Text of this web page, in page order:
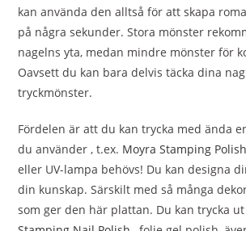
kan använda den alltså för att skapa
på några sekunder.Stora mönster
nagelns yta, medan mindre mönster för
Oavsett du kan bara delvis täcka dina
tryckmönster.
Fördelen är att du kan trycka med ända
du använder , t.ex. Moyra Stamping Polish
eller UV-lampa behövs! Du kan designa
din kunskap. Särskilt med så många
som ger den här plattan. Du kan trycka